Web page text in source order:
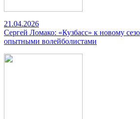
21.04.2026
Сергей Ломако: «Кузбасс» к новому
опытными волейболистами